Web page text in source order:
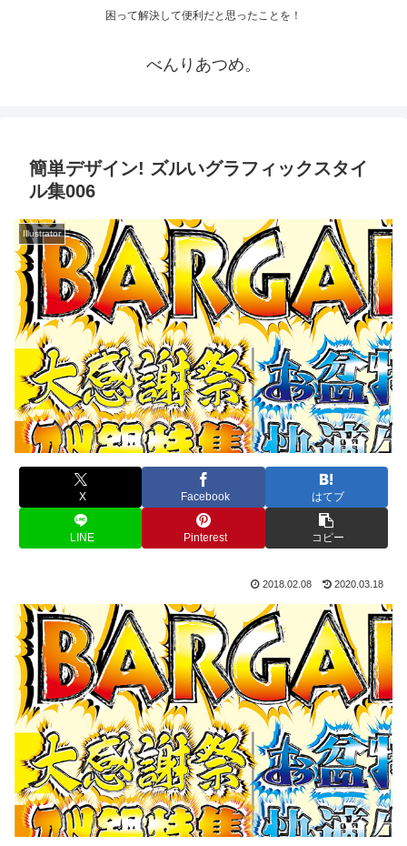
困って解決して便利だと思ったことを！
べんりあつめ。
簡単デザイン! ズルいグラフィックスタイ
ル集006
Illustrator
X Facebook はてブ
LINE Pinterest コピー
2018.02.08 2020.03.18